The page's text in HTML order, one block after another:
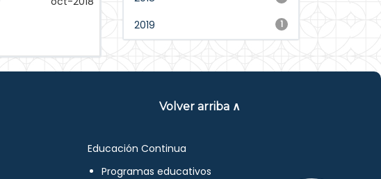
1
2019
Volver arriba ∧
Educación Continua
Programas educativos